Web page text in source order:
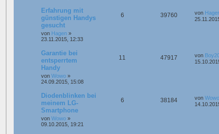
Erfahrung mit
günstigen Handys
gesucht
von Hagen »
23.11.2015, 12:33
6 39760 von
Garantie bei
entsperrtem
Handy
von Wowo »
24.09.2015, 15:08
11 47917 von
Diodenblinken bei
meinem LG-
Smartphone
von Wowo »
09.10.2015, 19:21
6 38184 von Wowo